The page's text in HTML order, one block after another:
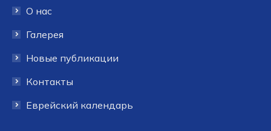
окнеокне
О нас
Галерея
Новые публикации
Контакты
Еврейский календарь